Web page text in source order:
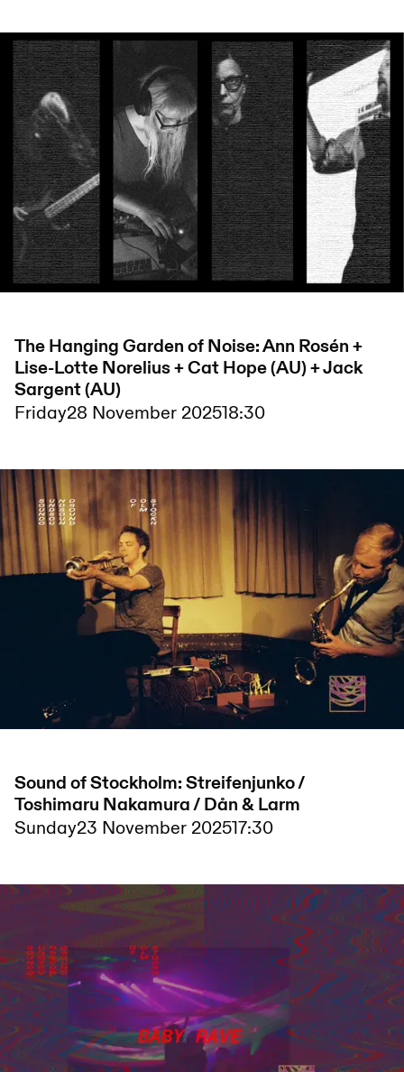
The Hanging Garden of Noise: Ann Rosén +
Lise-Lotte Norelius + Cat Hope (AU) + Jack
Sargent (AU)
Friday28 November 202518:30
Sound of Stockholm: Streifenjunko /
Toshimaru Nakamura / Dån & Larm
Sunday23 November 202517:30